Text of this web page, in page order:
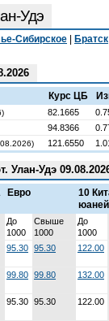
Удэ
Сибирское Братск
Курс ЦБ
82.1665
94.8366
121.6550
Улан-Удэ
Евро
10
юаней
До
1000
Свыше
1000
До
1000
95.30 95.30 122.00
99.80 99.80 132.00
95.30 95.30 122.00